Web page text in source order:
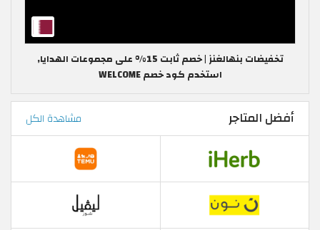
تخفيضات بنهالغنز | خصم ثابت 15% على مجموعات الهدايا,
استخدم كود خصم WELCOME
أفضل المتاجر مشاهدة الكل